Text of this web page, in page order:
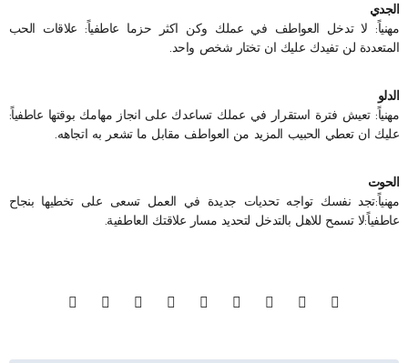
الجدي
مهنياً: لا تدخل العواطف في عملك وكن اكثر حزما عاطفياً: علاقات الحب
المتعددة لن تفيدك عليك ان تختار شخص واحد.
الدلو
مهنياً: تعيش فترة استقرار في عملك تساعدك على انجاز مهامك بوقتها عاطفياً:
عليك ان تعطي الحبيب المزيد من العواطف مقابل ما تشعر به اتجاهه.
الحوت
مهنياً:تجد نفسك تواجه تحديات جديدة في العمل تسعى على تخطيها بنجاح
عاطفياً:لا تسمح للاهل بالتدخل لتحديد مسار علاقتك العاطفية.